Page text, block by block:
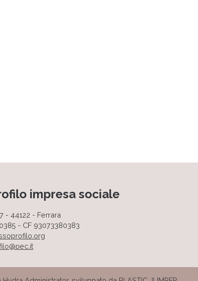
impresa sociale
- 44122 - Ferrara
- CF 93073380383